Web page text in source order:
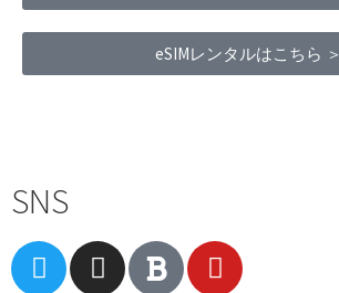
eSIMレンタルはこちら ＞
SNS